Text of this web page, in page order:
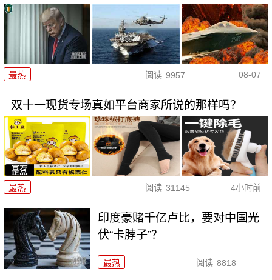
最热 阅读 9957 08-07
双十一现货专场真如平台商家所说的那样吗？
最热 阅读 31145 4小时前
印度豪赌千亿卢比，要对中国光
伏“卡脖子”？
最热 阅读 8818